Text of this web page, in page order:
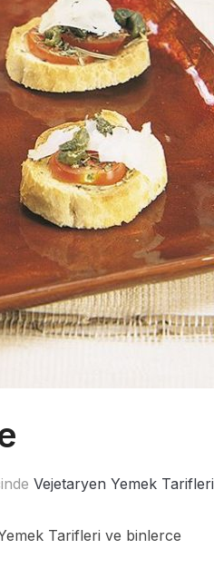
Vejetaryen Yemek Tarifleri
Tarifleri ve binlerce